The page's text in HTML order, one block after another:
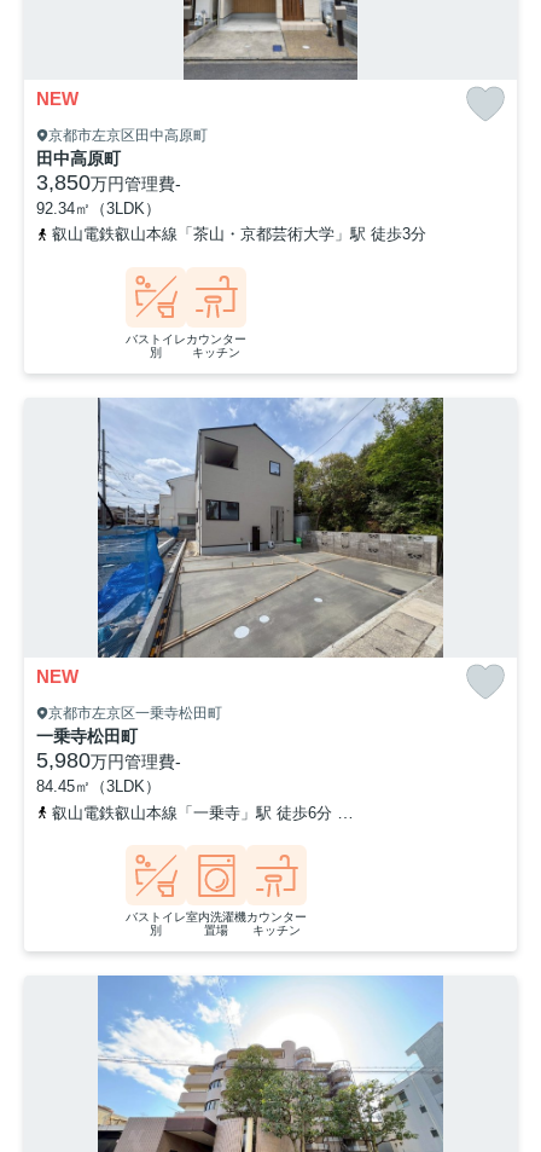
NEW
京都市左京区田中高原町
田中高原町
3,850万円管理費-
92.34㎡（3LDK）
叡山電鉄叡山本線「茶山・京都芸術大学」駅 徒歩3分
バストイレ
別
カウンター
キッチン
NEW
京都市左京区一乗寺松田町
一乗寺松田町
5,980万円管理費-
84.45㎡（3LDK）
叡山電鉄叡山本線「一乗寺」駅 徒歩6分
バストイレ
別
室内洗濯機
置場
カウンター
キッチン